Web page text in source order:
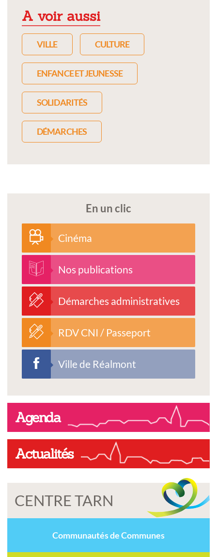
A voir aussi
VILLE CULTURE
ENFANCE ET JEUNESSE
SOLIDARITÉS
DÉMARCHES
En un clic
Cinéma
Nos publications
Démarches administratives
RDV CNI / Passeport
Ville de Réalmont
Agenda
Actualités
CENTRE TARN
Communautés de Communes